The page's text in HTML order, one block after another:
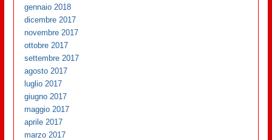
gennaio 2018
dicembre 2017
novembre 2017
ottobre 2017
settembre 2017
agosto 2017
luglio 2017
giugno 2017
maggio 2017
aprile 2017
marzo 2017